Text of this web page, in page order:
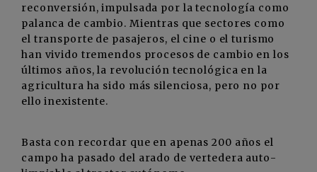
reconversión, impulsada por la tecnología como
palanca de cambio. Mientras que sectores como
el transporte de pasajeros, el cine o el turismo
han vivido tremendos procesos de cambio en los
últimos años, la revolución tecnológica en la
agricultura ha sido más silenciosa, pero no por
ello inexistente.
Basta con recordar que en apenas 200 años el
campo ha pasado del arado de vertedera auto-